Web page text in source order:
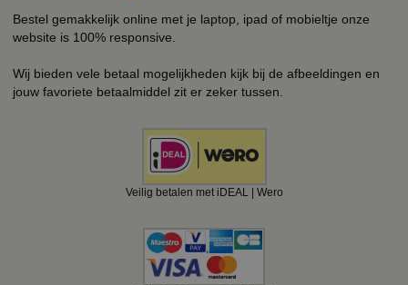
Bestel gemakkelijk online met je laptop, ipad of mobieltje onze
website is 100% responsive.
Wij bieden vele betaal mogelijkheden kijk bij de afbeeldingen en
jouw favoriete betaalmiddel zit er zeker tussen.
Veilig betalen met iDEAL | Wero